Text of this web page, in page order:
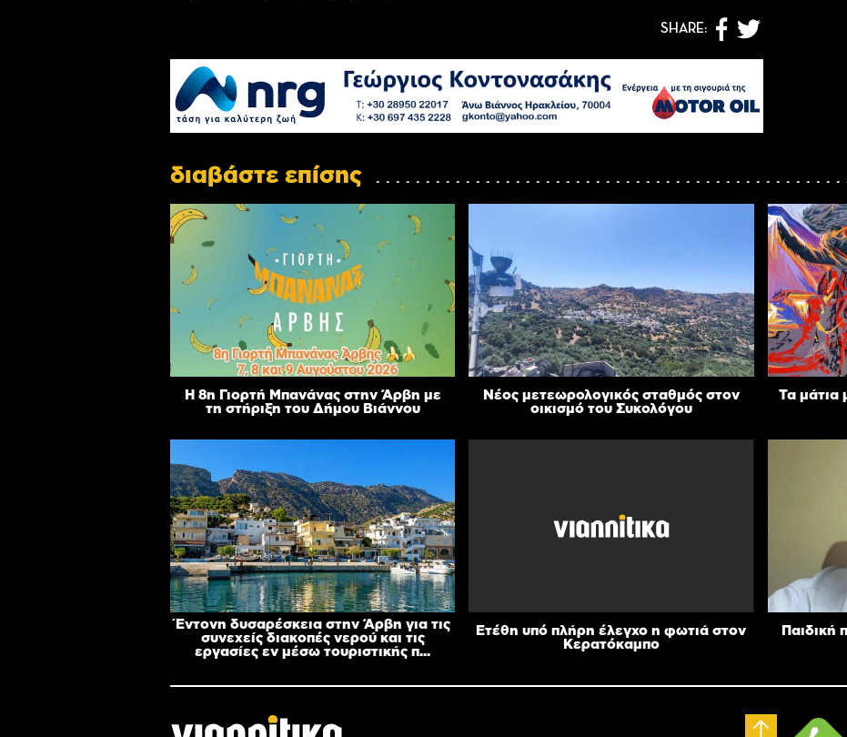
SHARE:
διαβάστε επίσης
Η 8η Γιορτή Μπανάνας στην Άρβη με
τη στήριξη του Δήμου Βιάννου
Νέος μετεωρολογικός σταθμός στον
οικισμό του Συκολόγου
Τα μάτια
Έντονη δυσαρέσκεια στην Άρβη για τις
συνεχείς διακοπές νερού και τις
εργασίες εν μέσω τουριστικής π...
Ετέθη υπό πλήρη έλεγχο η φωτιά στον
Κερατόκαμπο
Παιδική